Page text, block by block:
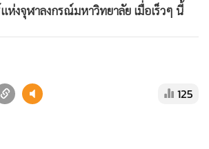
ห่งจุฬาลงกรณ์มหาวิทยาลัย เมื่อเร็วๆ นี้
125